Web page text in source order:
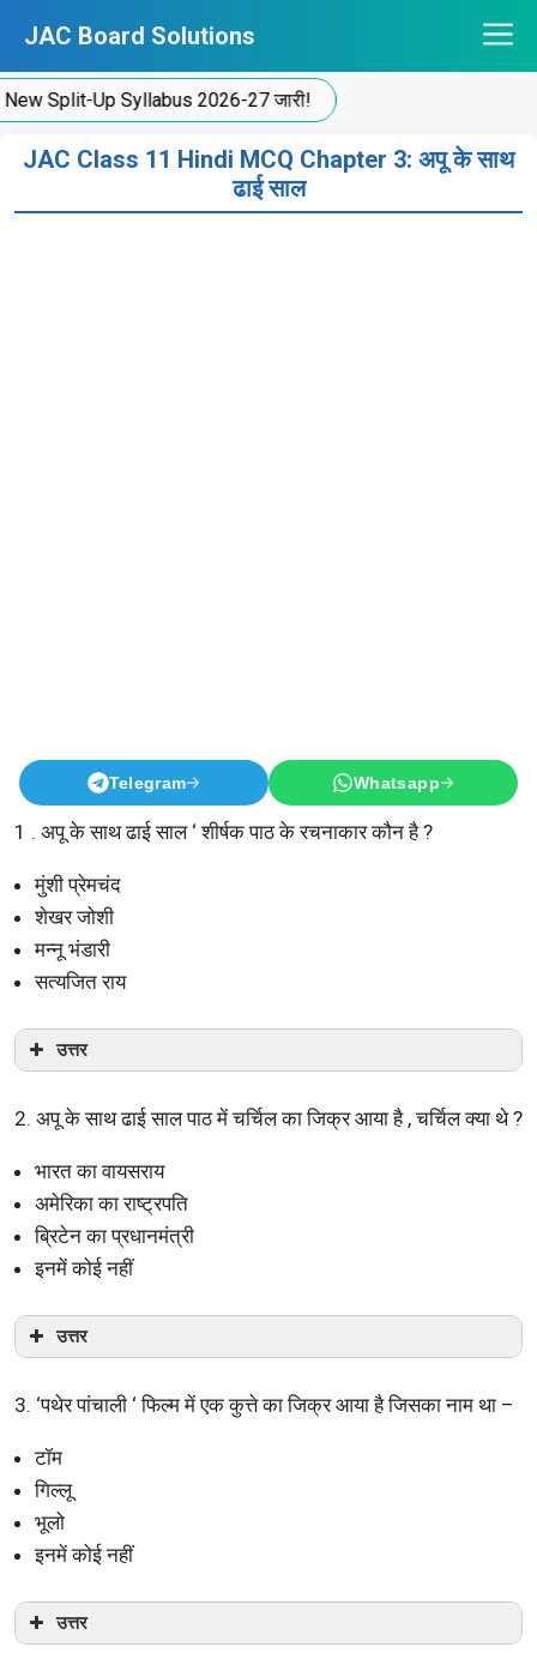
content
JAC Board Solutions
Up Syllabus 2026-27 जारी!
JAC Class 11 Hindi MCQ Chapter 3: अपू के साथ
ढाई साल
Telegram Whatsapp
1 . अपू के साथ ढाई साल ‘ शीर्षक पाठ के रचनाकार कौन है ?
मुंशी प्रेमचंद
शेखर जोशी
मन्नू भंडारी
सत्यजित राय
उत्तर
2. अपू के साथ ढाई साल पाठ में चर्चिल का जिक्र आया है , चर्चिल क्या थे ?
भारत का वायसराय
अमेरिका का राष्ट्रपति
ब्रिटेन का प्रधानमंत्री
इनमें कोई नहीं
उत्तर
3. ‘पथेर पांचाली ‘ फिल्म में एक कुत्ते का जिक्र आया है जिसका नाम था –
टॉम
गिल्लू
भूलो
इनमें कोई नहीं
उत्तर